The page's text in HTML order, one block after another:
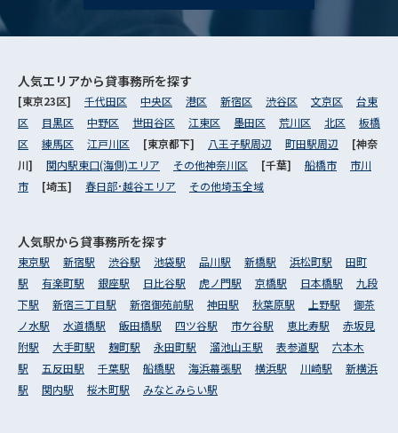
人気エリアから貸事務所を探す
[東京23区] 千代田区 中央区 港区 新宿区 渋谷区 文京区
台東
区
目黒区 中野区 世田谷区 江東区 墨田区 荒川区 北区
板橋
区
練馬区 江戸川区 [東京都下] 八王子駅周辺 町田駅周辺
[神奈
川] 関内駅東口(海側)エリア その他神奈川区 [千葉] 船橋市
市川
市
[埼玉] 春日部･越谷エリア その他埼玉全域
人気駅から貸事務所を探す
東京駅 新宿駅 渋谷駅 池袋駅 品川駅 新橋駅 浜松町駅
田町
駅
有楽町駅 銀座駅 日比谷駅 虎ノ門駅 京橋駅 日本橋駅
九段
下駅
新宿三丁目駅 新宿御苑前駅 神田駅 秋葉原駅 上野駅
御茶
ノ水駅
水道橋駅 飯田橋駅 四ツ谷駅 市ケ谷駅 恵比寿駅
赤坂見
附駅
大手町駅 麹町駅 永田町駅 溜池山王駅 表参道駅
六本木
駅
五反田駅 千葉駅 船橋駅 海浜幕張駅 横浜駅 川崎駅
新横浜
駅
関内駅 桜木町駅 みなとみらい駅